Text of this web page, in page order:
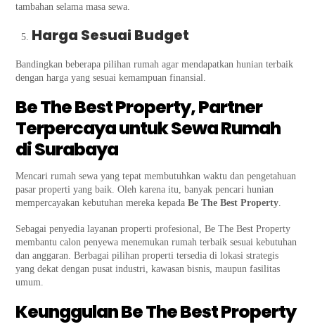
tambahan selama masa sewa.
Harga Sesuai Budget
Bandingkan beberapa pilihan rumah agar mendapatkan hunian terbaik
dengan harga yang sesuai kemampuan finansial.
Be The Best Property, Partner
Terpercaya untuk Sewa Rumah
di Surabaya
Mencari rumah sewa yang tepat membutuhkan waktu dan pengetahuan
pasar properti yang baik. Oleh karena itu, banyak pencari hunian
mempercayakan kebutuhan mereka kepadaBe The Best Property
Sebagai penyedia layanan properti profesional, Be The Best Property
membantu calon penyewa menemukan rumah terbaik sesuai kebutuhan
dan anggaran. Berbagai pilihan properti tersedia di lokasi strategis
yang dekat dengan pusat industri, kawasan bisnis, maupun fasilitas
umum.
Keunggulan Be The Best Property